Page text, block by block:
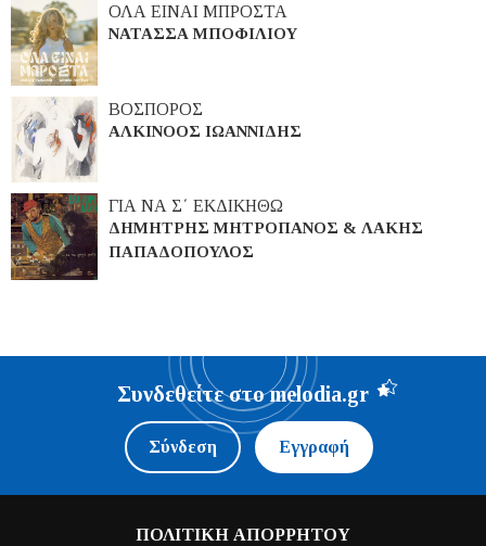
ΟΛΑ ΕΙΝΑΙ ΜΠΡΟΣΤΑ
ΝΑΤΑΣΣΑ ΜΠΟΦΙΛΙΟΥ
ΒΟΣΠΟΡΟΣ
ΑΛΚΙΝΟΟΣ ΙΩΑΝΝΙΔΗΣ
ΓΙΑ ΝΑ Σ΄ ΕΚΔΙΚΗΘΩ
ΔΗΜΗΤΡΗΣ ΜΗΤΡΟΠΑΝΟΣ & ΛΑΚΗΣ
ΠΑΠΑΔΟΠΟΥΛΟΣ
Συνδεθείτε στο melodia.gr
Σύνδεση Εγγραφή
ΠΟΛΙΤΙΚΗ ΑΠΟΡΡΗΤΟΥ